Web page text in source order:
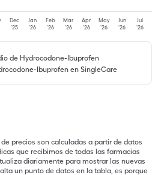
Dec
'25
Jan
'26
Feb
'26
Mar
'26
Apr
'26
May
'26
Jun
'26
Jul
'26
de Hydrocodone-Ibuprofen
Ibuprofen en SingleCare
precios son calculadas a partir de datos
que recibimos de todas las farmacias
diariamente para mostrar las nuevas
un punto de datos en la tabla, es porque